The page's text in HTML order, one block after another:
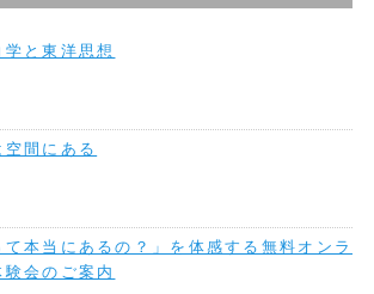
学と東洋思想
空間にある
て本当にあるの？」を体感する無料オンラ
験会のご案内